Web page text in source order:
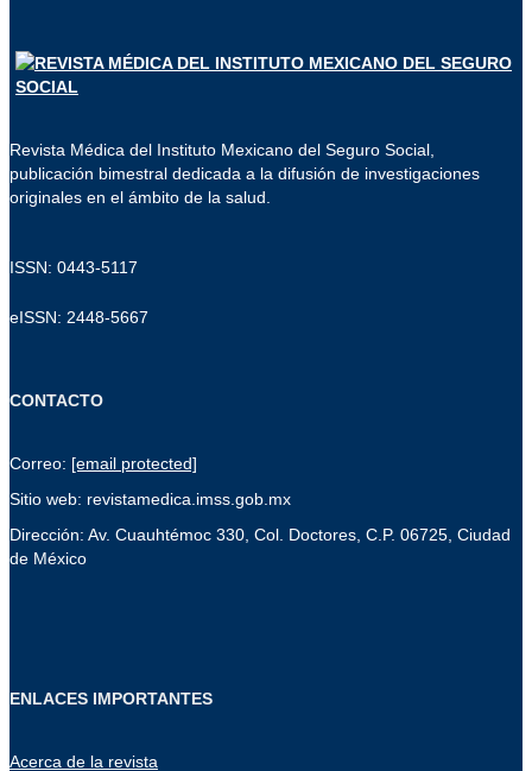
Revista Médica del Instituto Mexicano del Seguro Social,
publicación bimestral dedicada a la difusión de investigaciones
originales en el ámbito de la salud.
ISSN: 0443-5117
eISSN: 2448-5667
CONTACTO
Correo: [email protected]
Sitio web: revistamedica.imss.gob.mx
Dirección: Av. Cuauhtémoc 330, Col. Doctores, C.P. 06725, Ciudad
de México
ENLACES IMPORTANTES
Acerca de la revista